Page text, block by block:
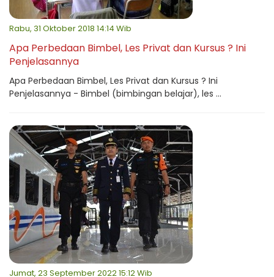
Rabu, 31 Oktober 2018 14:14 Wib
Apa Perbedaan Bimbel, Les Privat dan Kursus ? Ini
Penjelasannya
Apa Perbedaan Bimbel, Les Privat dan Kursus ? Ini
Penjelasannya - Bimbel (bimbingan belajar), les ...
Jumat, 23 September 2022 15:12 Wib